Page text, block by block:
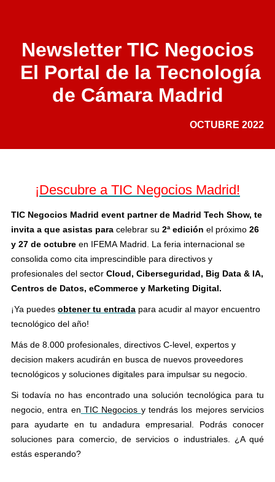
Newsletter TIC Negocios
El Portal de la Tecnología
de Cámara Madrid
OCTUBRE 2022
¡Descubre a TIC Negocios Madrid!
TIC Negocios Madrid event partner de Madrid Tech Show, te
invita a que asistas para celebrar su 2ª edición el próximo 26
y 27 de octubre en IFEMA Madrid. La feria internacional se
consolida como cita imprescindible para directivos y
profesionales del sector Cloud, Ciberseguridad, Big Data & IA,
Centros de Datos, eCommerce y Marketing Digital.
¡Ya puedes obtener tu entrada para acudir al mayor encuentro
tecnológico del año!
Más de 8.000 profesionales, directivos C-level, expertos y
decision makers acudirán en busca de nuevos proveedores
tecnológicos y soluciones digitales para impulsar su negocio.
Si todavía no has encontrado una solución tecnológica para tu
negocio, entra en TIC Negocios y tendrás los mejores servicios
para ayudarte en tu andadura empresarial. Podrás conocer
soluciones para comercio, de servicios o industriales. ¿A qué
estás esperando?